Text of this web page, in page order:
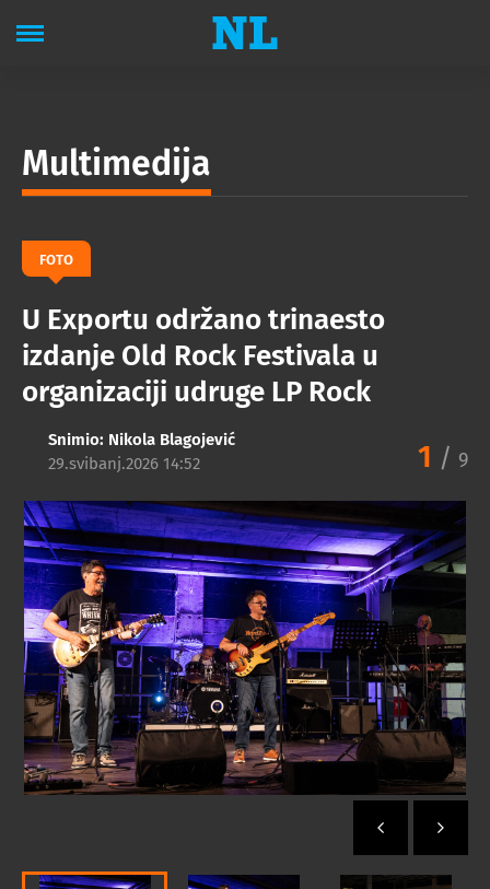
Multimedija
FOTO
U Exportu održano trinaesto
izdanje Old Rock Festivala u
organizaciji udruge LP Rock
Snimio: Nikola Blagojević
29.svibanj.2026 14:52
1 / 9